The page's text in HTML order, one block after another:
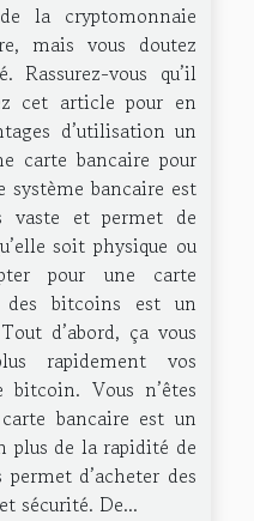
la cryptomonnaie
mais vous doutez
Rassurez-vous qu’il
cet article pour en
d’utilisation un
carte bancaire pour
système bancaire est
vaste et permet de
soit physique ou
pour une carte
des bitcoins est un
d’abord, ça vous
rapidement vos
bitcoin. Vous n’êtes
bancaire est un
plus de la rapidité de
d’acheter des
sécurité. De...